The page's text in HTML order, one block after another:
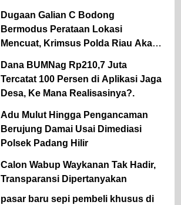
Dugaan Galian C Bodong
Bermodus Perataan Lokasi
Mencuat, Krimsus Polda Riau Akan
Dana BUMNag Rp210,7 Juta
Tercatat 100 Persen di Aplikasi Jaga
Desa, Ke Mana Realisasinya?.
Adu Mulut Hingga Pengancaman
Berujung Damai Usai Dimediasi
Polsek Padang Hilir
Calon Wabup Waykanan Tak Hadir,
Transparansi Dipertanyakan
pasar baru sepi pembeli khusus di